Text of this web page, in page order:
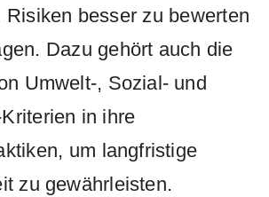
Risiken besser⁤ zu ⁤bewerten
⁣Dazu gehört auch die⁤
Umwelt-, Sozial- und
in ihre
um ⁢langfristige
zu ‍gewährleisten.